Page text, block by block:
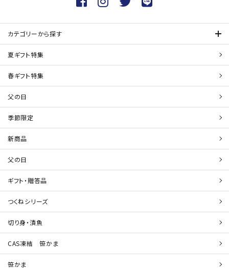
カテゴリーから探す
夏ギフト特集
春ギフト特集
父の日
季節限定
新商品
父の日
ギフト・贈答品
つくねシリーズ
切り身・漬魚
CAS凍結 笹かま
笹かま